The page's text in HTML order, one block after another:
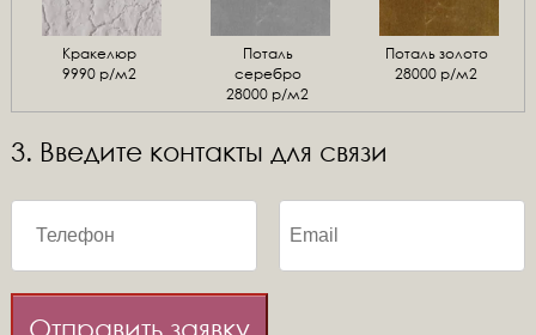
Кракелюр
9990 р/м2
Поталь
серебро
28000 р/м2
Поталь золото
28000 р/м2
3. Введите контакты для связи
Отправить заявку